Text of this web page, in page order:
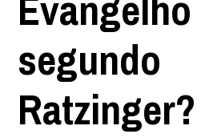
segundo
Ratzinger?